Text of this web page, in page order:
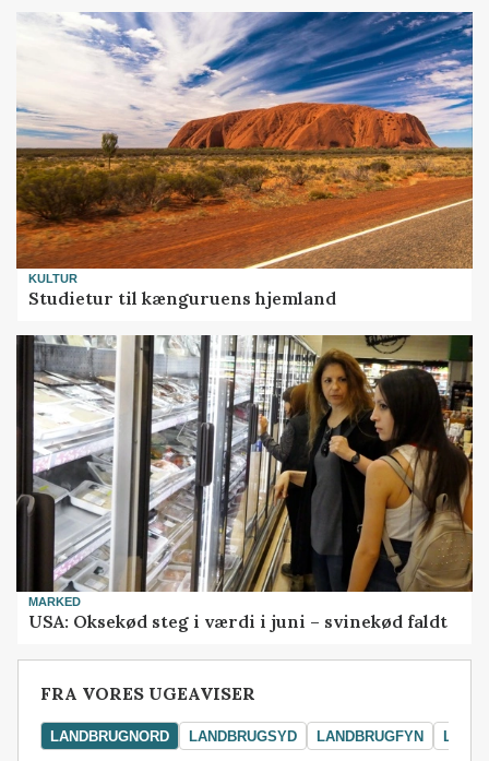
KULTUR
Studietur til kænguruens hjemland
MARKED
USA: Oksekød steg i værdi i juni – svinekød faldt
FRA VORES UGEAVISER
LANDBRUGNORD LANDBRUGSYD LANDBRUGFYN